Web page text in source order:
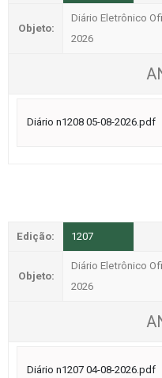
Objeto:
Diário Eletrônico
2026
Diário n1208 05-08-2026.pdf
Edição: 1207
Objeto:
Diário Eletrônico
2026
Diário n1207 04-08-2026.pdf